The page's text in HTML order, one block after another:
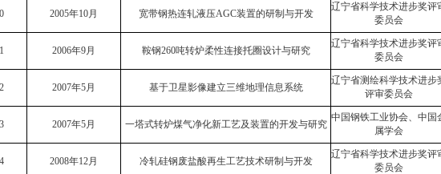
2005年10月 宽带钢热连轧液压AGC装置的研制与开发
辽宁省科学技术进步奖评
委员会
2006年9月 鞍钢260吨转炉柔性连接托圈设计与研究
辽宁省科学技术进步奖评
委员会
2007年5月 基于卫星影像建立三维地理信息系统
辽宁省测绘科学技术进步
评审委员会
2007年5月 一塔式转炉煤气净化新工艺及装置的开发与研究
中国钢铁工业协会、中国
属学会
2008年12月 冷轧硅钢废盐酸再生工艺技术研制与开发
辽宁省科学技术进步奖评
委员会